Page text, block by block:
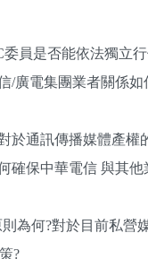
員是否能依法獨立
/廣電集團業者關係
於通訊傳播媒體產
確保中華電信 與其他
為何?對於目前私
?